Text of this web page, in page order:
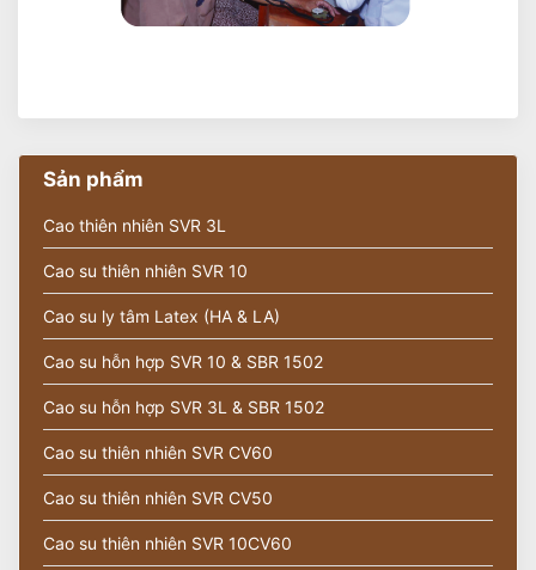
Sản phẩm
Cao thiên nhiên SVR 3L
Cao su thiên nhiên SVR 10
Cao su ly tâm Latex (HA & LA)
Cao su hỗn hợp SVR 10 & SBR 1502
Cao su hỗn hợp SVR 3L & SBR 1502
Cao su thiên nhiên SVR CV60
Cao su thiên nhiên SVR CV50
Cao su thiên nhiên SVR 10CV60